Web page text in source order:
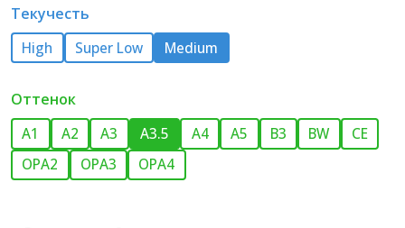
Текучесть
High Super Low Medium
Оттенок
A1 A2 A3 A3.5 A4 A5 B3 BW
CE
OPA2
OPA3 OPA4